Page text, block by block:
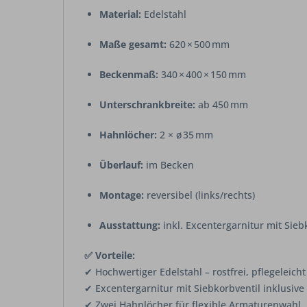
Material: Edelstahl
Maße gesamt: 620 × 500 mm
Beckenmaß: 340 × 400 × 150 mm
Unterschrankbreite: ab 450 mm
Hahnlöcher: 2 × ø 35 mm
Überlauf: im Becken
Montage: reversibel (links/rechts)
Ausstattung: inkl. Excentergarnitur mit
✅ Vorteile:
✔ Hochwertiger Edelstahl – rostfrei, pflegeleicht
✔ Excentergarnitur mit Siebkorbventil inklusive